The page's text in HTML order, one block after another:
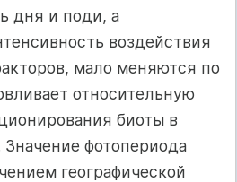
дня и поди, а
воздействия
мало меняются по
относительную
биоты в
Значение фотопериода
географической